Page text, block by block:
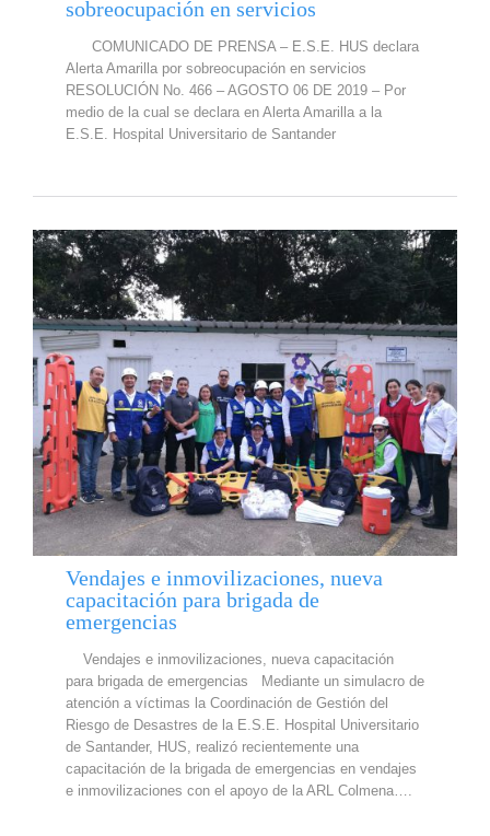
sobreocupación en servicios
COMUNICADO DE PRENSA – E.S.E. HUS declara
Alerta Amarilla por sobreocupación en servicios
RESOLUCIÓN No. 466 – AGOSTO 06 DE 2019 – Por
medio de la cual se declara en Alerta Amarilla a la
E.S.E. Hospital Universitario de Santander
Vendajes e inmovilizaciones, nueva
capacitación para brigada de
emergencias
Vendajes e inmovilizaciones, nueva capacitación
para brigada de emergencias Mediante un simulacro de
atención a víctimas la Coordinación de Gestión del
Riesgo de Desastres de la E.S.E. Hospital Universitario
de Santander, HUS, realizó recientemente una
capacitación de la brigada de emergencias en vendajes
e inmovilizaciones con el apoyo de la ARL Colmena….